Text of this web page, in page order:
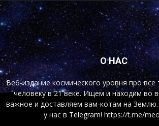
О НАС
Веб-издание космического уровня про
человеку в 21 веке. Ищем и находим во
важное и доставляем вам-котам на
у нас в Telegram! https://t.me/